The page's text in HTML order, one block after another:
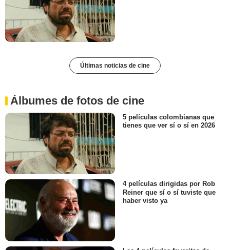
Últimas noticias de cine
Álbumes de fotos de cine
5 películas colombianas que
tienes que ver sí o sí en 2026
4 películas dirigidas por Rob
Reiner que sí o sí tuviste que
haber visto ya